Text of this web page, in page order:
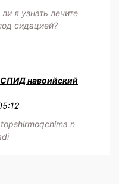
я узнать лечите
сидацией?
СПИД навоийский
n